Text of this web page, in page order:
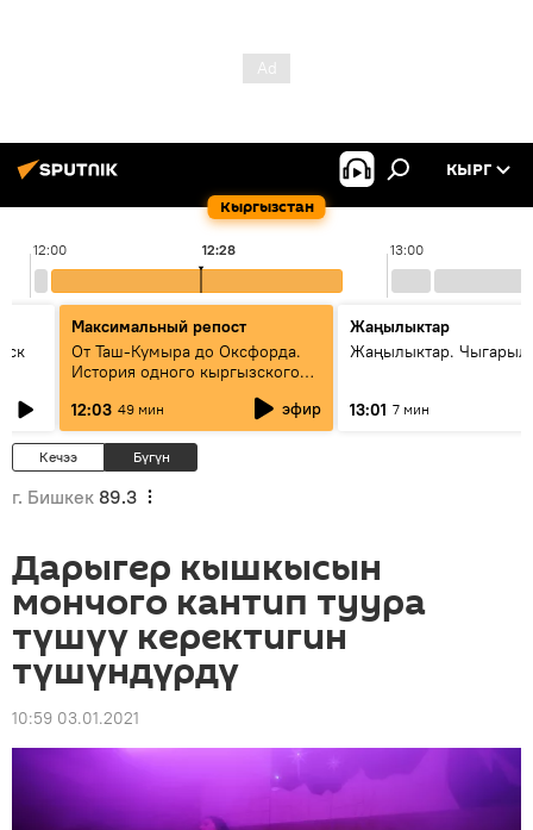
Кыргызстан
КЫРГ
12:00 13:00
12:28
Максимальный репост
От Таш-Кумыра до Оксфорда.
История одного кыргызского
12:03 49 мин эфир
Жаңылыктар
Жаңылыктар.
13:01 7 мин
Кечээ Бүгүн
г. Бишкек 89.3
Дарыгер кышкысын
мончого кантип туура
түшүү керектигин
түшүндүрдү
10:59 03.01.2021